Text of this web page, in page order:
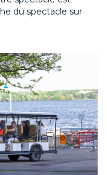
du spectacle sur